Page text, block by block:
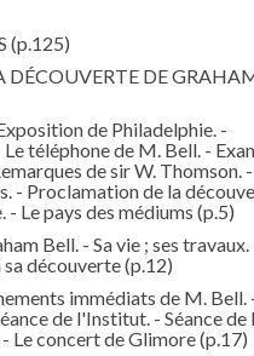
(p.125)
DÉCOUVERTE DE
de Philadelphie. -
téléphone de M. Bell. -
de sir W. Thomson.
- Proclamation de la
- Le pays des médiums (p.5)
Bell. - Sa vie ; ses travaux.
découverte(p.12)
immédiats de M. Bell.
de l'Institut. - Séance de
Le concert de Glimore(p.17)